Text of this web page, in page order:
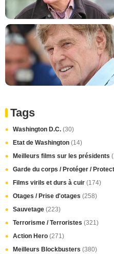
Tags
Washington D.C. (30)
Etat de Washington (14)
Meilleurs films sur les présidents
Garde du corps / Protéger /
Films virils et durs à cuir (174)
Otages / Prise d'otages (258)
Sauvetage (223)
Terrorisme / Terroristes (321)
Action Hero (271)
Meilleurs Blockbusters (380)